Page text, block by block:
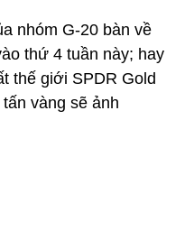
nhóm G-20 bàn về
thứ 4 tuần này; hay
thế giới SPDR Gold
vàng sẽ ảnh